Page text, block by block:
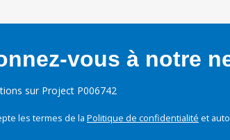
vous à notre
sur Project P006742
les termes de la Politique de confidentialité et